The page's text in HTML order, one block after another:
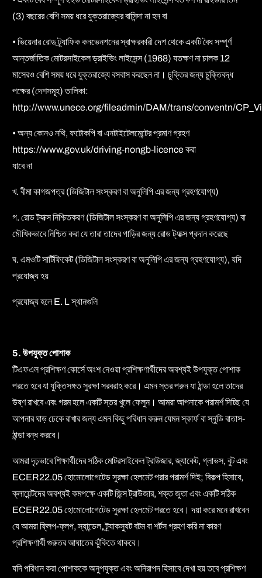
(3) বছরের বেশি সময় ধরে যুক্তরাজ্যের বাসিন্দা না হন বা
• ভিয়েনার রোড ট্র্যাফিক কনভেনশনের স্বাক্ষরকারী দেশ থেকে একটি বৈধ সম্পূর্ণ
আন্তর্জাতিক মোটরসাইকেল ড্রাইভিং লাইসেন্স (1968) যতক্ষণ না চালক 12
মাসেরও বেশি সময় ধরে যুক্তরাজ্যে বসবাস করছেন না। চুক্তির জন্য চুক্তিবদ্ধ
পক্ষের (দেশসমূহ) তালিকা:
http://www.unece.org/fileadmin/DAM/trans/conventn/
• অন্য কোনও নথি, ফটোকপি বা এনটাইটেলমেন্টের প্রমাণ গ্রহণ
https://www.gov.uk/driving-nongb-licence করা
যাবে না
খ. বীমা কাগজপত্র (ডিজিটাল সংস্করণ বা অনুলিপি এর জন্য গ্রহণযোগ্য)
গ. রোড ট্যাক্স নিশ্চিতকরণ (ডিজিটাল সংস্করণ বা অনুলিপি এর জন্য গ্রহণযোগ্য) বা
মৌখিকভাবে নিশ্চিত করা যে তারা তাদের গাড়ির জন্য রোড ট্যাক্স প্রদান করেছে
ঘ. এমওটি সার্টিফিকেট (ডিজিটাল সংস্করণ বা অনুলিপি এর জন্য গ্রহণযোগ্য), যদি
প্রযোজ্য হয়
প্রযোজ্য হলে E. L স্থানগুলি
5. উপযুক্ত পোশাক
টিএফএল প্রশিক্ষণ কোর্সে অংশ নেওয়া প্রশিক্ষণার্থীদের অবশ্যই উপযুক্ত পোশাক
পরতে হবে যা যুক্তিসঙ্গত সুরক্ষা সরবরাহ করে। এমন স্তর পরুন যা ঠান্ডা হলে তাদের
উষ্ণ রাখবে এবং গরম হলে একটি স্তর খুলে ফেলুন। আমরা আপনাকে পরামর্শ দিচ্ছি যে
আপনার ঘাড় ঢেকে রাখার জন্য এমন কিছু পরিধান করুন যেমন স্কার্ফ বা স্নুডি বাতাস-
ঠান্ডা বন্ধ করবে।
আমরা দৃঢ়ভাবে শিক্ষার্থীদের সঠিক মোটরসাইকেল ট্রাউজার, জ্যাকেট, গ্লাভস, বুট এবং
ECER22.05 হোমোলোগেটেড সুরক্ষা হেলমেট পরার পরামর্শ দিই; বিকল্প হিসাবে,
ক্লায়েন্টদের অবশ্যই কমপক্ষে একটি জিন্স ট্রাউজার, শক্ত জুতা এবং একটি সঠিক
ECER22.05 হোমোলোগেটেড সুরক্ষা হেলমেট পরতে হবে। দয়া করে মনে রাখবেন
যে আমরা ফ্লিপ-ফ্লপ, স্যান্ডেল, ট্র্যাকস্যুট বটম বা শর্টস গ্রহণ করি না কারণ
প্রশিক্ষণার্থী গুরুতর আঘাতের ঝুঁকিতে থাকবে।
যদি পরিধান করা পোশাককে অনুপযুক্ত এবং অনিরাপদ হিসাবে দেখা হয় তবে প্রশিক্ষণ